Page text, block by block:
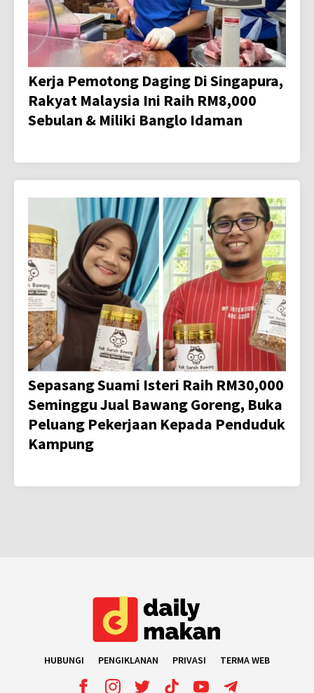
Kerja Pemotong Daging Di Singapura,
Rakyat Malaysia Ini Raih RM8,000
Sebulan & Miliki Banglo Idaman
Sepasang Suami Isteri Raih RM30,000
Seminggu Jual Bawang Goreng, Buka
Peluang Pekerjaan Kepada Penduduk
Kampung
HUBUNGI PENGIKLANAN PRIVASI TERMA WEB